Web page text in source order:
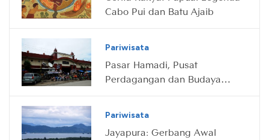
Cabo Pui dan Batu Ajaib
Pariwisata
Pasar Hamadi, Pusat
Perdagangan dan Budaya
Pariwisata
Jayapura: Gerbang Awal